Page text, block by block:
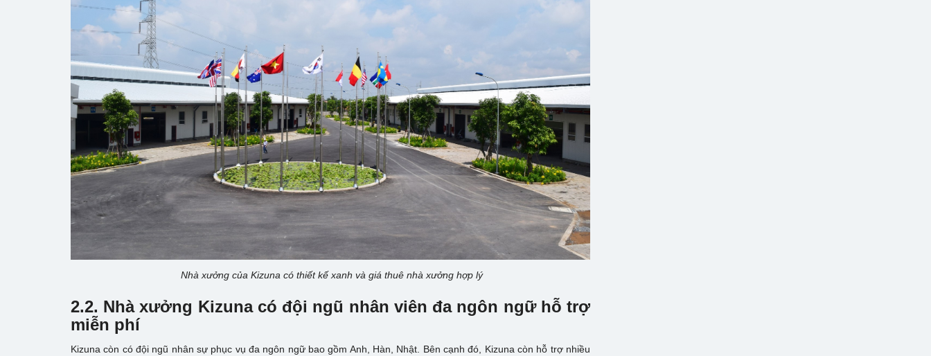
Nhà xưởng của Kizuna có thiết kế xanh và giá thuê nhà xưởng hợp lý
2.2. Nhà xưởng Kizuna có đội ngũ nhân viên đa ngôn ngữ hỗ trợ
miễn phí
Kizuna còn có đội ngũ nhân sự phục vụ đa ngôn ngữ bao gồm Anh, Hàn, Nhật. Bên cạnh đó, Kizuna còn hỗ trợ nhiều